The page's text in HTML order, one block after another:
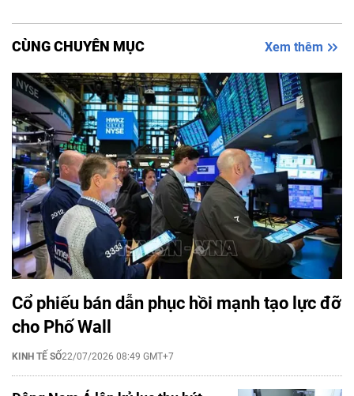
CÙNG CHUYÊN MỤC Xem thêm
Cổ phiếu bán dẫn phục hồi mạnh tạo lực đỡ
cho Phố Wall
KINH TẾ SỐ22/07/2026 08:49 GMT+7